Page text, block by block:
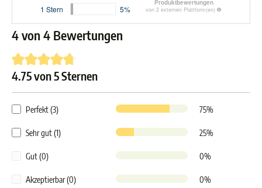
4 von 4 Bewertungen
Durchschnittliche Bewertung von 4.7 von 5 Sternen
4.75 von 5 Sternen
Perfekt (3) 75%
Sehr gut (1) 25%
Gut (0) 0%
Akzeptierbar (0) 0%